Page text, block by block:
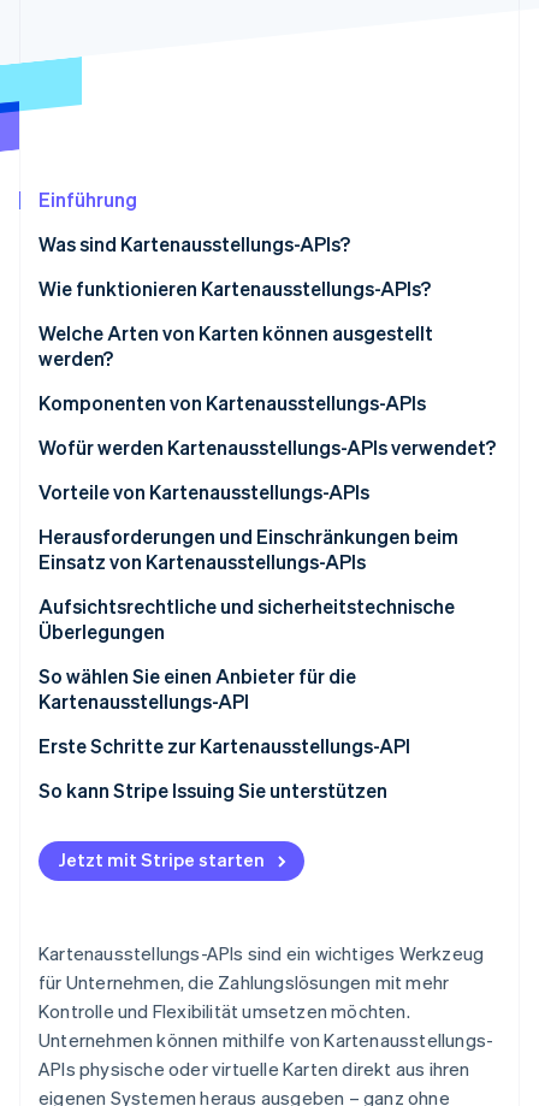
Start-up-Gründung
Climate
Stripe-Sessions 2026
Erfahren Sie, wie Stripe Lösungen für die
Einführung
Was sind Kartenausstellungs-APIs?
Wie funktionieren Kartenausstellungs-APIs?
Welche Arten von Karten können ausgestellt
werden?
Komponenten von Kartenausstellungs-APIs
Wofür werden Kartenausstellungs-APIs verwendet?
Vorteile von Kartenausstellungs-APIs
Herausforderungen und Einschränkungen beim
Einsatz von Kartenausstellungs-APIs
Aufsichtsrechtliche und sicherheitstechnische
Überlegungen
Aufsichtsrechtliche Überlegungen
Sicherheitsüberlegungen
So wählen Sie einen Anbieter für die
Kartenausstellungs-API
Definieren Sie Ihre Bedürfnisse
Evaluieren Sie die Tools für die Integration
Überprüfen Sie die Compliance
Erkundigen Sie sich nach dem Support
Erste Schritte zur Kartenausstellungs-API
So kann Stripe Issuing Sie unterstützen
Jetzt mit Stripe starten
Kartenausstellungs-APIs sind ein wichtiges Werkzeug
für Unternehmen, die Zahlungslösungen mit mehr
Kontrolle und Flexibilität umsetzen möchten.
Unternehmen können mithilfe von Kartenausstellungs-
APIs physische oder virtuelle Karten direkt aus ihren
eigenen Systemen heraus ausgeben – ganz ohne